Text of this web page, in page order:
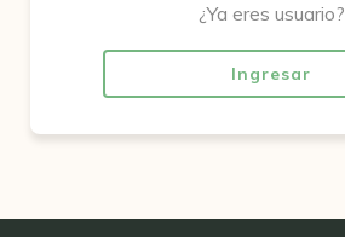
¿Ya eres usuario?
Ingresar